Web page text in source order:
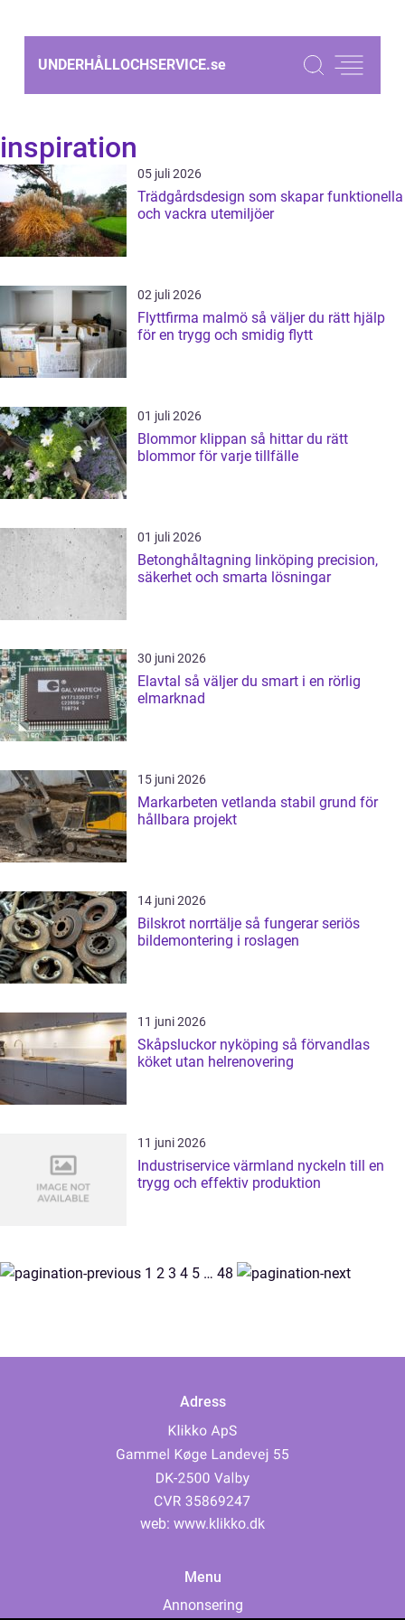
UNDERHÅLLOCHSERVICE.se
inspiration
05 juli 2026
Trädgårdsdesign som skapar funktionella
och vackra utemiljöer
02 juli 2026
Flyttfirma malmö så väljer du rätt hjälp
för en trygg och smidig flytt
01 juli 2026
Blommor klippan så hittar du rätt
blommor för varje tillfälle
01 juli 2026
Betonghåltagning linköping precision,
säkerhet och smarta lösningar
30 juni 2026
Elavtal så väljer du smart i en rörlig
elmarknad
15 juni 2026
Markarbeten vetlanda stabil grund för
hållbara projekt
14 juni 2026
Bilskrot norrtälje så fungerar seriös
bildemontering i roslagen
11 juni 2026
Skåpsluckor nyköping så förvandlas
köket utan helrenovering
11 juni 2026
Industriservice värmland nyckeln till en
trygg och effektiv produktion
1 2 3 4 5 … 48
Adress
web: www.klikko.dk
Menu
Annonsering